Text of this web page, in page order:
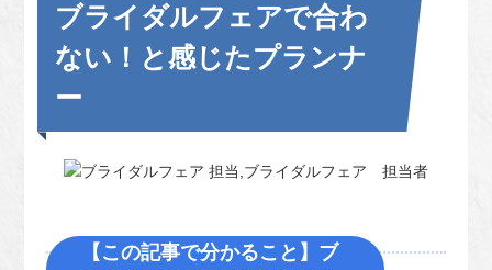
ブライダルフェアで合わ
ない！と感じたプランナ
ー
【この記事で分かること】ブ